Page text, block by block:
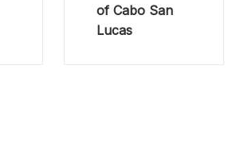
of Cabo San
Lucas